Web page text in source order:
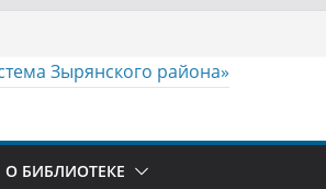
О БИБЛИОТЕКЕ